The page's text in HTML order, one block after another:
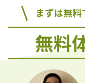
まずは無料
無料